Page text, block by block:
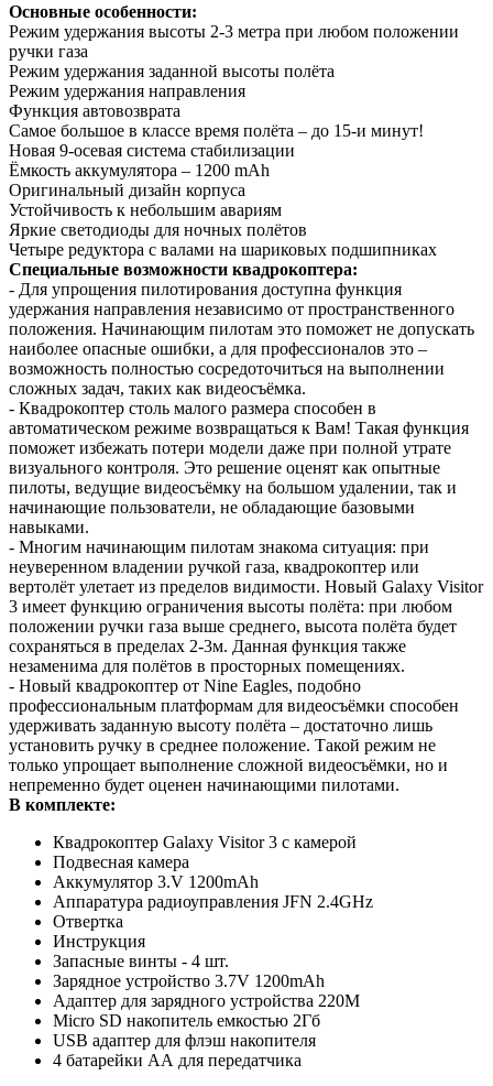
Основные особенности:
Режим удержания высоты 2-3 метра при любом положении
ручки газа
Режим удержания заданной высоты полёта
Режим удержания направления
Функция автовозврата
Самое большое в классе время полёта – до 15-и минут!
Новая 9-осевая система стабилизации
Ёмкость аккумулятора – 1200 mAh
Оригинальный дизайн корпуса
Устойчивость к небольшим авариям
Яркие светодиоды для ночных полётов
Четыре редуктора с валами на шариковых подшипниках
Специальные возможности квадрокоптера:
- Для упрощения пилотирования доступна функция
удержания направления независимо от пространственного
положения. Начинающим пилотам это поможет не допускать
наиболее опасные ошибки, а для профессионалов это –
возможность полностью сосредоточиться на выполнении
сложных задач, таких как видеосъёмка.
- Квадрокоптер столь малого размера способен в
автоматическом режиме возвращаться к Вам! Такая функция
поможет избежать потери модели даже при полной утрате
визуального контроля. Это решение оценят как опытные
пилоты, ведущие видеосъёмку на большом удалении, так и
начинающие пользователи, не обладающие базовыми
навыками.
- Многим начинающим пилотам знакома ситуация: при
неуверенном владении ручкой газа, квадрокоптер или
вертолёт улетает из пределов видимости. Новый Galaxy Visitor
3 имеет функцию ограничения высоты полёта: при любом
положении ручки газа выше среднего, высота полёта будет
сохраняться в пределах 2-3м. Данная функция также
незаменима для полётов в просторных помещениях.
- Новый квадрокоптер от Nine Eagles, подобно
профессиональным платформам для видеосъёмки способен
удерживать заданную высоту полёта – достаточно лишь
установить ручку в среднее положение. Такой режим не
только упрощает выполнение сложной видеосъёмки, но и
непременно будет оценен начинающими пилотами.
В комплекте:
Квадрокоптер Galaxy Visitor 3 с камерой
Подвесная камера
Аккумулятор 3.V 1200mAh
Аппаратура радиоуправления JFN 2.4GHz
Отвертка
Инструкция
Запасные винты - 4 шт.
Зарядное устройство 3.7V 1200mAh
Адаптер для зарядного устройства 220М
Micro SD накопитель емкостью 2Гб
USB адаптер для флэш накопителя
4 батарейки АА для передатчика